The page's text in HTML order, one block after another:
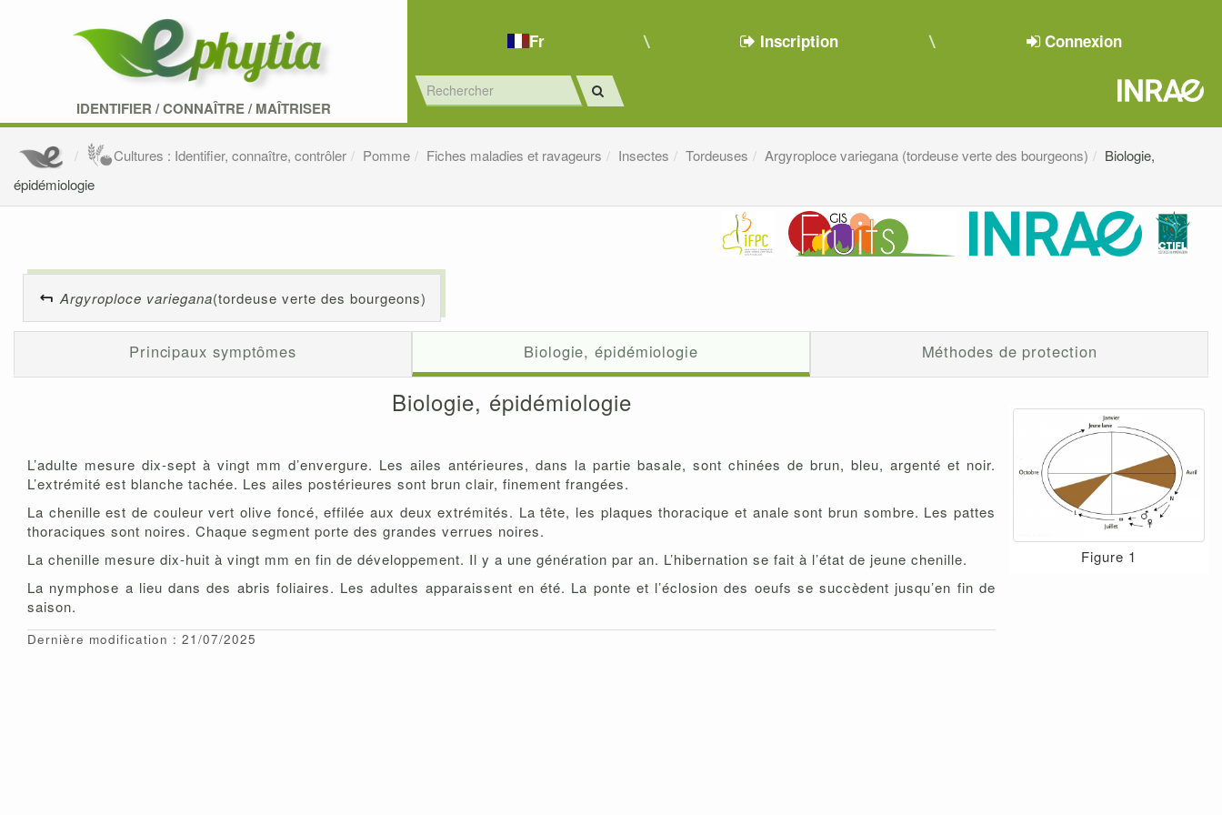
IDENTIFIER /CONNAÎTRE/MAÎTRISER
Fr Inscription Connexion
Cultures : Identifier, connaître, contrôler Pomme Fiches maladies et ravageurs Insectes Tordeuses Argyroploce variegana (tordeuse verte des bourgeons)
Biologie,
épidémiologie
Argyroploce variegana(tordeuse verte des bourgeons)
Principaux symptômes Biologie, épidémiologie Méthodes de protection
Biologie, épidémiologie
L’adulte mesure dix-sept à vingt mm d’envergure. Les ailes antérieures, dans la partie basale, sont chinées de brun, bleu, argenté et noir.
L’extrémité est blanche tachée. Les ailes postérieures sont brun clair, finement frangées.
La chenille est de couleur vert olive foncé, effilée aux deux extrémités. La tête, les plaques thoracique et anale sont brun sombre. Les pattes
thoraciques sont noires. Chaque segment porte des grandes verrues noires.
La chenille mesure dix-huit à vingt mm en fin de développement. Il y a une génération par an. L’hibernation se fait à l’état de jeune chenille.
La nymphose a lieu dans des abris foliaires. Les adultes apparaissent en été. La ponte et l’éclosion des oeufs se succèdent jusqu’en fin de
saison.
Dernière modification : 21/07/2025
Figure 1